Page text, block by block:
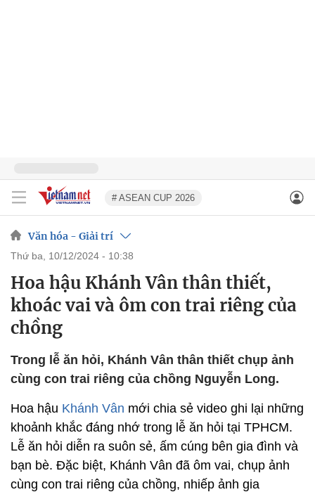
# ASEAN CUP 2026
Văn hóa - Giải trí
thứ ba, 10/12/2024 - 10:38
Hoa hậu Khánh Vân thân thiết,
khoác vai và ôm con trai riêng của
chồng
Trong lễ ăn hỏi, Khánh Vân thân thiết chụp ảnh
cùng con trai riêng của chồng Nguyễn Long.
Hoa hậu Khánh Vân mới chia sẻ video ghi lại những
khoảnh khắc đáng nhớ trong lễ ăn hỏi tại TPHCM.
Lễ ăn hỏi diễn ra suôn sẻ, ấm cúng bên gia đình và
bạn bè. Đặc biệt, Khánh Vân đã ôm vai, chụp ảnh
cùng con trai riêng của chồng, nhiếp ảnh gia